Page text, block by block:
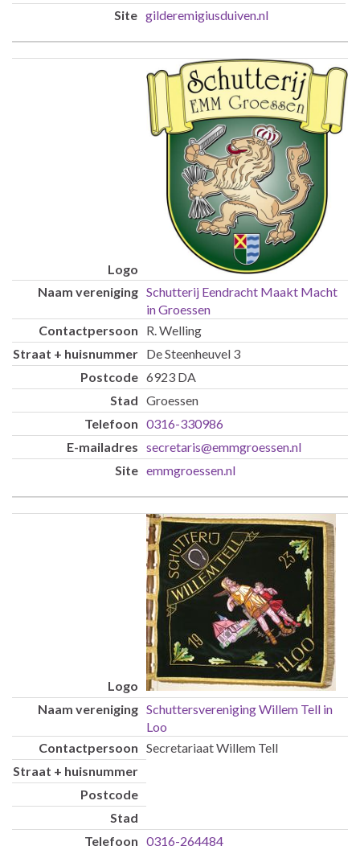
gilderemigiusduiven.nl
Schutterij Eendracht Maakt Macht
in Groessen
R. Welling
De Steenheuvel 3
6923 DA
Groessen
0316-330986
secretaris@emmgroessen.nl
emmgroessen.nl
Schuttersvereniging Willem Tell in
Loo
Secretariaat Willem Tell
0316-264484